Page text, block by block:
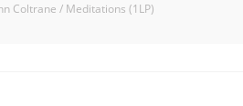
Coltrane / Meditations (1LP)